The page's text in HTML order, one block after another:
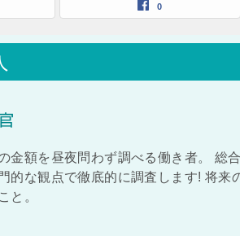
0
金額を昼夜問わず調べる働き者。 総
的な観点で徹底的に調査します! 将来
と。